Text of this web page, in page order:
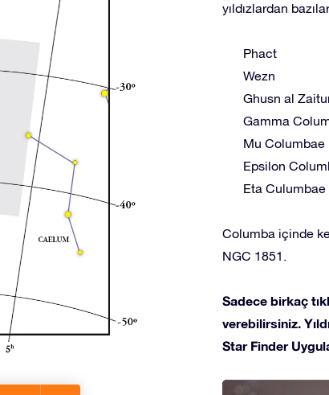
yıldızlardan
Phact
Wezn
Ghusn al
Gamma
Mu Columbae
Epsilon
Eta Culumbae
Columba içinde
NGC 1851.
Sadece birkaç
verebilirsiniz.
Star Finder